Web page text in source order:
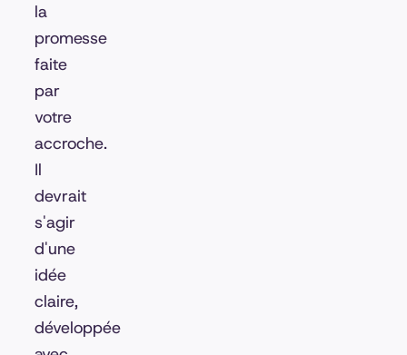
la
promesse
faite
par
votre
accroche.
Il
devrait
s'agir
d'une
idée
claire,
développée